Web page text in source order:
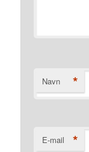
Navn *
E-mail *